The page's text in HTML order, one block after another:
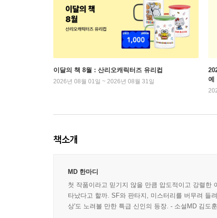
이달의 책 8월 : 산리오캐릭터즈 유리컵
2026년 08월 01일 ~ 2026년 08월 31일
예
책소개
MD 한마디
첫 작품이라고 믿기지 않을 만큼 압도적이고 강렬한
타났다고 할까. SF와 판타지, 미스터리를 버무려 들
상'도 노려볼 만한 특급 신인의 등장. - 소설MD 김도훈